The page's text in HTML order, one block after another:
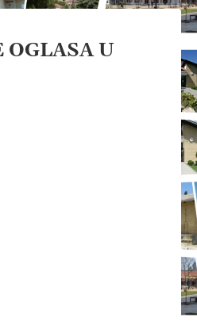
OGLASA U